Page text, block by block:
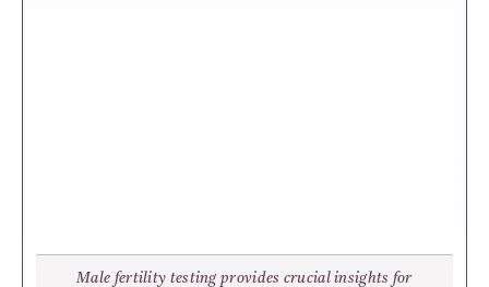
Male fertility testing provides crucial insights for